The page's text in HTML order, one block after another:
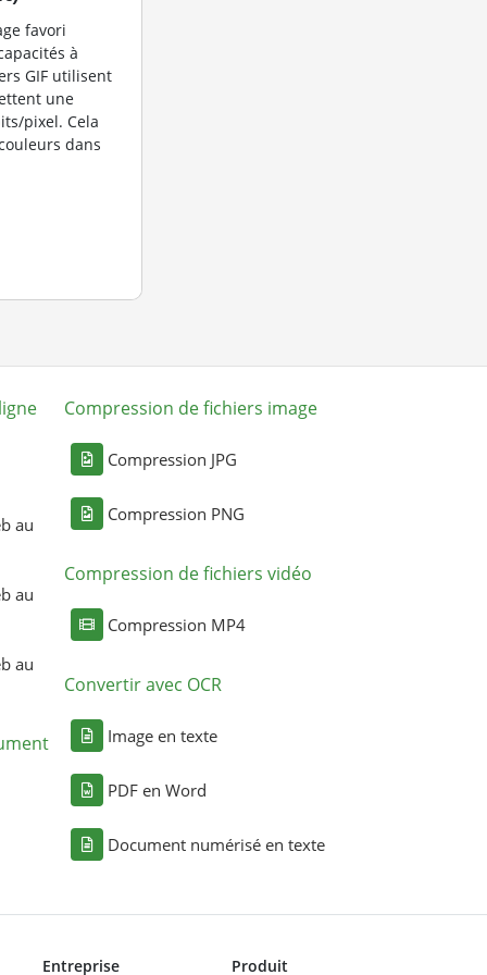
favori
à
GIF utilisent
une
pixel. Cela
dans
au
au
au
Compression de fichiers image
Compression JPG
Compression PNG
Compression de fichiers vidéo
Compression MP4
Convertir avec OCR
Image en texte
PDF en Word
Document numérisé en texte
Entreprise Produit